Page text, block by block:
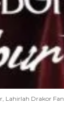
Lahirlah Drakor